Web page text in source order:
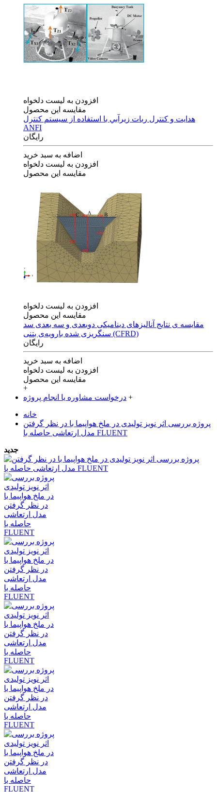
افزودن به لیست دلخواه
مقایسه این محصول
هدايت و كنترل ربات زيرآبي با استفاده از سيستم كنترل
ANFI
رایگان
اضافه به سبد خرید
افزودن به لیست دلخواه
مقایسه این محصول
افزودن به لیست دلخواه
مقایسه این محصول
مقایسه ی‌ نتایج آنالیزهای‌ دینامیکی‌ دوبعدی‌ و‌ سه بعدی‌ سد
سنگریزی‌ شده با‌رویه‌ی‌ بتنی‌ (CFRD)
رایگان
اضافه به سبد خرید
افزودن به لیست دلخواه
مقایسه این محصول
+
درخواست مشاوره یا انجام پروژه +
خانه
پروژه بررسی اثر نویز تولیدی در ملخ هواپیما با در نظر گرفتن
مدل ارتعاشی حاصله با FLUENT‌
جدید